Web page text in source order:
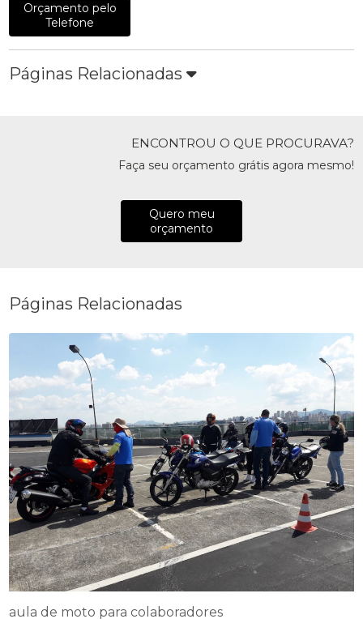
Orçamento pelo
Telefone
Páginas Relacionadas
ENCONTROU O QUE PROCURAVA?
Faça seu orçamento grátis agora mesmo!
Quero meu
orçamento
Páginas Relacionadas
aula de moto para colaboradores